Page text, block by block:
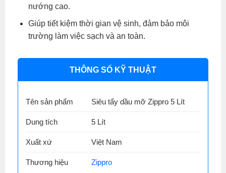
nướng cao.
Giúp tiết kiệm thời gian vệ sinh, đảm bảo môi
trường làm việc sạch và an toàn.
THÔNG SỐ KỸ THUẬT
Tên sản phẩm Siêu tẩy dầu mỡ Zippro 5 Lít
Dung tích 5 Lít
Xuất xứ Việt Nam
Thương hiệu Zippro